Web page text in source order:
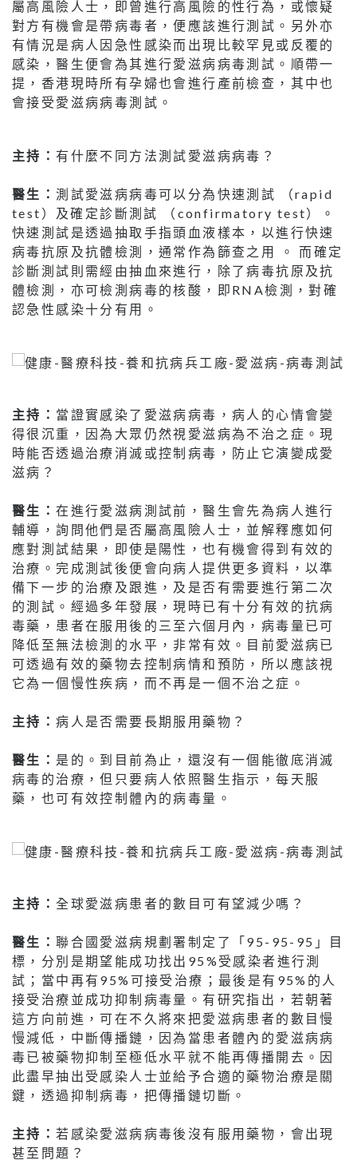
屬高風險人士，即曾進行高風險的性行為，或懷疑
對方有機會是帶病毒者，便應該進行測試。另外亦
有情況是病人因急性感染而出現比較罕見或反覆的
感染，醫生便會為其進行愛滋病病毒測試。順帶一
提，香港現時所有孕婦也會進行產前檢查，其中也
會接受愛滋病病毒測試。
主持：有什麼不同方法測試愛滋病病毒？
醫生：測試愛滋病病毒可以分為快速測試 （rapid
test）及確定診斷測試 （confirmatory test）。
快速測試是透過抽取手指頭血液樣本，以進行快速
病毒抗原及抗體檢測，通常作為篩查之用 。 而確定
診斷測試則需經由抽血來進行，除了病毒抗原及抗
體檢測，亦可檢測病毒的核酸，即RNA檢測，對確
認急性感染十分有用。
主持： 當證實感染了愛滋病病毒，病人的心情會變
得很沉重，因為大眾仍然視愛滋病為不治之症。現
時能否透過治療消滅或控制病毒，防止它演變成愛
滋病？
醫生：在進行愛滋病測試前，醫生會先為病人進行
輔導，詢問他們是否屬高風險人士，並解釋應如何
應對測試結果，即使是陽性，也有機會得到有效的
治療。完成測試後便會向病人提供更多資料，以準
備下一步的治療及跟進，及是否有需要進行第二次
的測試。經過多年發展，現時已有十分有效的抗病
毒藥，患者在服用後的三至六個月內，病毒量已可
降低至無法檢測的水平，非常有效。目前愛滋病已
可透過有效的藥物去控制病情和預防，所以應該視
它為一個慢性疾病，而不再是一個不治之症。
主持：病人是否需要長期服用藥物？
醫生： 是的。到目前為止，還沒有一個能徹底消滅
病毒的治療，但只要病人依照醫生指示，每天服
藥，也可有效控制體內的病毒量。
主持：全球愛滋病患者的數目可有望減少嗎？
醫生：聯合國愛滋病規劃署制定了「95-95-95」目
標，分別是期望能成功找出95%受感染者進行測
試；當中再有95%可接受治療；最後是有95%的人
接受治療並成功抑制病毒量。有研究指出，若朝著
這方向前進，可在不久將來把愛滋病患者的數目慢
慢減低，中斷傳播鏈，因為當患者體內的愛滋病病
毒已被藥物抑制至極低水平就不能再傳播開去。因
此盡早抽出受感染人士並給予合適的藥物治療是關
鍵，透過抑制病毒，把傳播鏈切斷。
主持：若感染愛滋病病毒後沒有服用藥物，會出現
甚至問題？